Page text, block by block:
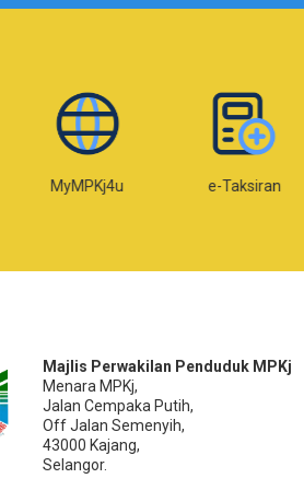
MyMPKj4u e-Taksiran
Majlis Perwakilan Penduduk MPKj
Menara MPKj,
Jalan Cempaka Putih,
Off Jalan Semenyih,
43000 Kajang,
Selangor.